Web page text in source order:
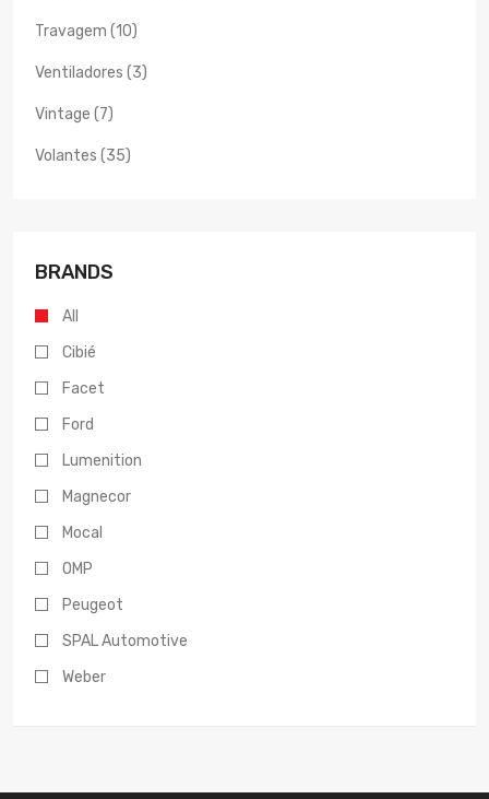
Travagem (10)
Ventiladores (3)
Vintage (7)
Volantes (35)
BRANDS
All
Cibié
Facet
Ford
Lumenition
Magnecor
Mocal
OMP
Peugeot
SPAL Automotive
Weber